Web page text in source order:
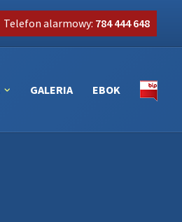
Telefon alarmowy: 784 444 648
GALERIA EBOK